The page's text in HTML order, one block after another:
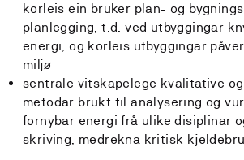
korleis ein bruker plan- og
planlegging, t.d. ved utbyggingar
energi, og korleis utbyggingar
miljø
sentrale vitskapelege kvalitative
metodar brukt til analysering og
fornybar energi frå ulike disiplinar
skriving, medrekna kritisk